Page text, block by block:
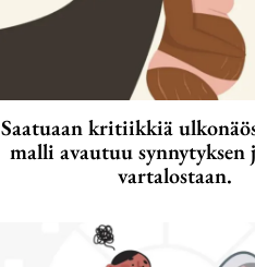
Saatuaan kritiikkiä
malli avautuu synnytyksen
vartalostaan.